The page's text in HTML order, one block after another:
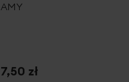
AMY
7,50 zł